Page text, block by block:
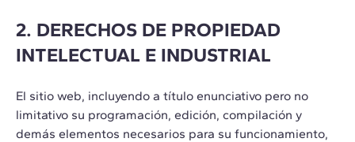
2. DERECHOS DE PROPIEDAD
INTELECTUAL E INDUSTRIAL
El sitio web, incluyendo a título enunciativo pero no
limitativo su programación, edición, compilación y
demás elementos necesarios para su funcionamiento,